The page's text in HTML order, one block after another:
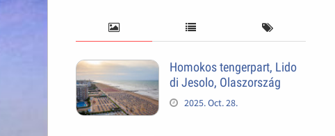
Homokos tengerpart, Lido
di Jesolo, Olaszország
2025. Oct. 28.